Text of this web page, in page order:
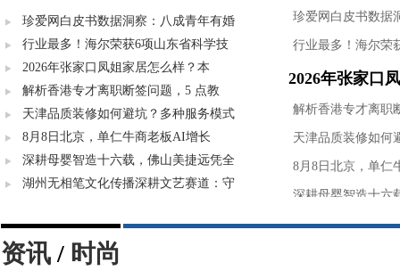
珍爱网白皮书数据洞察：八成青年有婚
行业最多！海尔荣获6项山东省科学技
2026年张家口凤姐家居怎么样？本
解析香港专才离职断签问题，5 点教
天津品质装修如何避坑？多种服务模式
8月8日北京，单仁牛商老板AI增长
深耕母婴智造十六载，佛山美捷远凭全
湖州无相笔文化传播深耕文艺赛道：守
珍爱网白皮书数据
行业最多！海尔荣
2026年张家口
解析香港专才离职
天津品质装修如何
8月8日北京，单仁
深耕母婴智造十六
资讯 / 时尚